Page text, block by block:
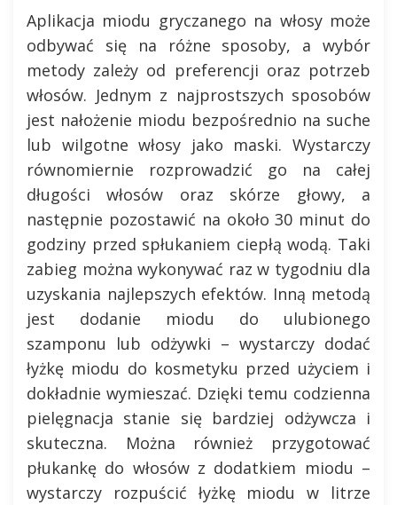
Aplikacja miodu gryczanego na włosy może
odbywać się na różne sposoby, a wybór
metody zależy od preferencji oraz potrzeb
włosów. Jednym z najprostszych sposobów
jest nałożenie miodu bezpośrednio na suche
lub wilgotne włosy jako maski. Wystarczy
równomiernie rozprowadzić go na całej
długości włosów oraz skórze głowy, a
następnie pozostawić na około 30 minut do
godziny przed spłukaniem ciepłą wodą. Taki
zabieg można wykonywać raz w tygodniu dla
uzyskania najlepszych efektów. Inną metodą
jest dodanie miodu do ulubionego
szamponu lub odżywki – wystarczy dodać
łyżkę miodu do kosmetyku przed użyciem i
dokładnie wymieszać. Dzięki temu codzienna
pielęgnacja stanie się bardziej odżywcza i
skuteczna. Można również przygotować
płukankę do włosów z dodatkiem miodu –
wystarczy rozpuścić łyżkę miodu w litrze